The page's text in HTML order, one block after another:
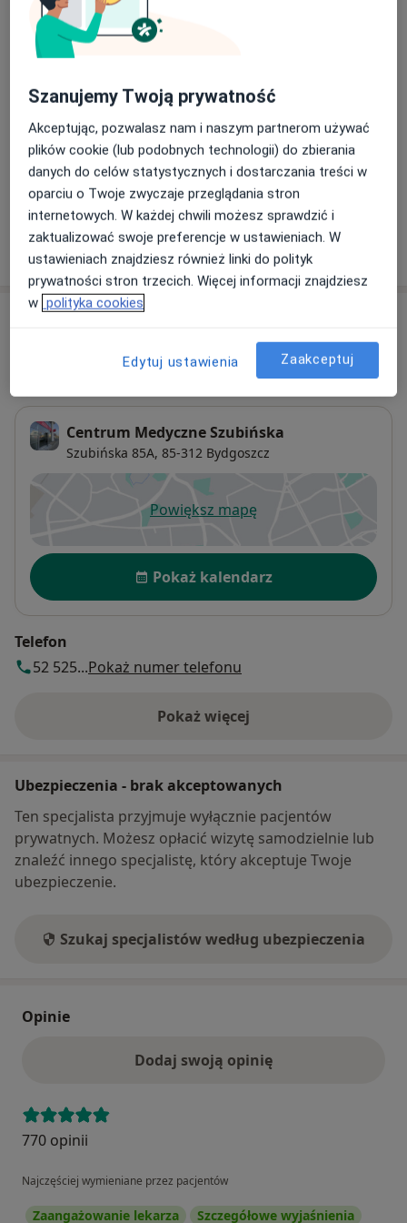
Obecnie w trakcie specjalizacji z alergologii.
Konsultacja dermatologiczna
Od 250 zł Szczegóły
Dermatoskopia – ocena znamion, guzków skórnych
100 zł Szczegóły
Konsultacja online
250 zł Szczegóły
W jaki sposób ustalane są ceny?
Adresy (6)
Online Adres 2 Adres 3 Adres 4
Centrum Medyczne Szubińska
Szubińska 85A, 85-312 Bydgoszcz
Powiększ mapęotwiera się w nowej karcie
Dostępność
Pokaż kalendarz
Telefon
52 525...Pokaż numer telefonu
Pokaż więcej
o adresie
Ubezpieczenia - brak akceptowanych
Ten specjalista przyjmuje wyłącznie pacjentów
prywatnych. Możesz opłacić wizytę samodzielnie lub
znaleźć innego specjalistę, który akceptuje Twoje
ubezpieczenie.
Szukaj specjalistów według ubezpieczenia
Opinie
Dodaj swoją opinię
770 opinii
Najczęściej wymieniane przez pacjentów
Zaangażowanie lekarza Szczegółowe wyjaśnienia
Szanujemy Twoją prywatność
Akceptując, pozwalasz nam i naszym partnerom używać
plików cookie (lub podobnych technologii) do zbierania
danych do celów statystycznych i dostarczania treści w
oparciu o Twoje zwyczaje przeglądania stron
internetowych. W każdej chwili możesz sprawdzić i
zaktualizować swoje preferencje w ustawieniach. W
ustawieniach znajdziesz również linki do polityk
prywatności stron trzecich. Więcej informacji znajdziesz
w polityka cookies
Edytuj ustawienia Zaakceptuj